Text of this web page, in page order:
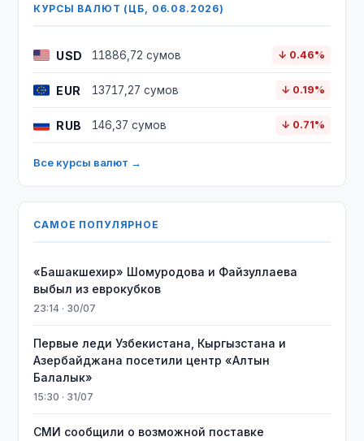
КУРСЫ ВАЛЮТ (ЦБ, 06.08.2026)
USD 11886,72 сумов ↓ 0.46%
EUR 13717,27 сумов ↓ 0.19%
RUB 146,37 сумов ↓ 0.71%
Все курсы валют →
САМОЕ ПОПУЛЯРНОЕ
«Башакшехир» Шомуродова и Файзуллаева
выбыл из еврокубков
23:14 · 30/07
Первые леди Узбекистана, Кыргызстана и
Азербайджана посетили центр «Алтын
Балалык»
15:30 · 31/07
СМИ сообщили о возможной поставке